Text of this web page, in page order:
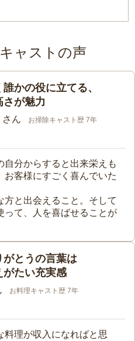
ャストの声
かの役に立てる、
さが魅力
さん お掃除キャスト歴 7年
分からすると出来栄えも
お客様にすごく喜んでいた
方と出会えること。そして
って、人を喜ばせることが
がとうの言葉は
がたい充実感
お料理キャスト歴 7年
料理が収入になればと思